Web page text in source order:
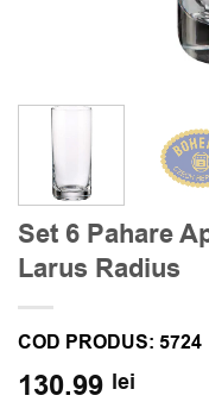
Set 6 Pahare
Larus Radius
COD PRODUS: 5724
130.99 lei